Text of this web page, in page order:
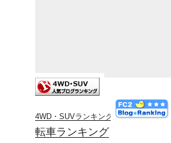
4WD・SUVランキング
転車ランキング